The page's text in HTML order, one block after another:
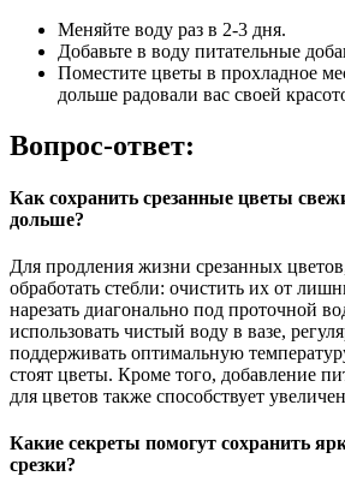
Меняйте воду раз в 2-3 дня.
Добавьте в воду питательные
Поместите цветы в прохладное
дольше радовали вас своей
Вопрос-ответ:
Как сохранить срезанные цветы
дольше?
Для продления жизни срезанных
обработать стебли: очистить их от
нарезать диагонально под проточной
использовать чистый воду в вазе,
поддерживать оптимальную
стоят цветы. Кроме того, добавление
для цветов также способствует
Какие секреты помогут сохранить
срезки?